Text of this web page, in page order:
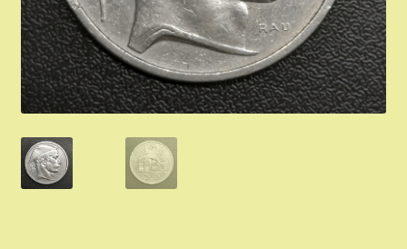
Validation de la commande
Vous Vendez
Articles Or et Argent
Conditions d’utilisation